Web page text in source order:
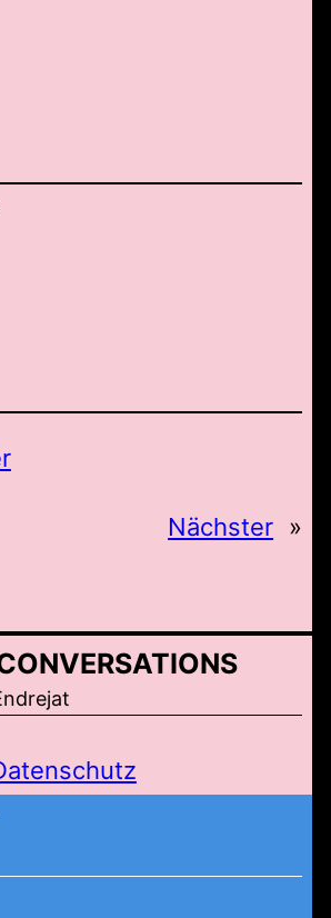
Nächster »